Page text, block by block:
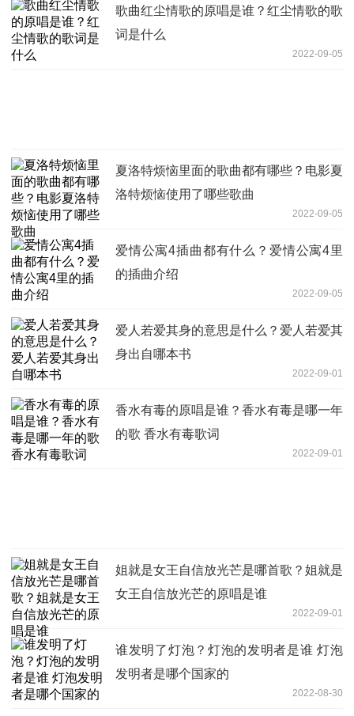
歌曲红尘情歌的原唱是谁？红尘情歌的歌
词是什么
2022-09-05
夏洛特烦恼里面的歌曲都有哪些？电影夏
洛特烦恼使用了哪些歌曲
2022-09-05
爱情公寓4插曲都有什么？爱情公寓4里
的插曲介绍
2022-09-05
爱人若爱其身的意思是什么？爱人若爱其
身出自哪本书
2022-09-01
香水有毒的原唱是谁？香水有毒是哪一年
的歌 香水有毒歌词
2022-09-01
姐就是女王自信放光芒是哪首歌？姐就是
女王自信放光芒的原唱是谁
2022-09-01
谁发明了灯泡？灯泡的发明者是谁 灯泡
发明者是哪个国家的
2022-08-30